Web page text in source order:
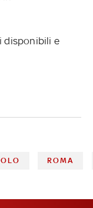
disponibili e
ROMA